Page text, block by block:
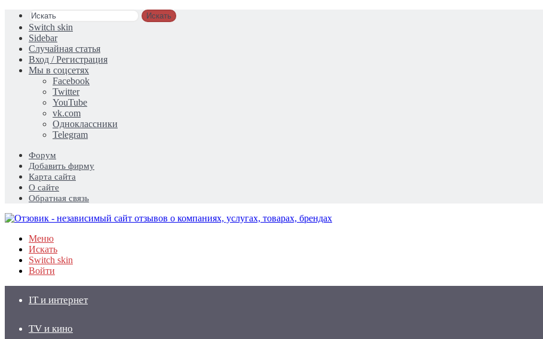
Искать
Switch skin
Sidebar
Случайная статья
Вход / Регистрация
Мы в соцсетях
Facebook
Twitter
YouTube
vk.com
Одноклассники
Telegram
Форум
Добавить фирму
Карта сайта
О сайте
Обратная связь
Меню
Искать
Switch skin
Войти
IT и интернет
TV и кино